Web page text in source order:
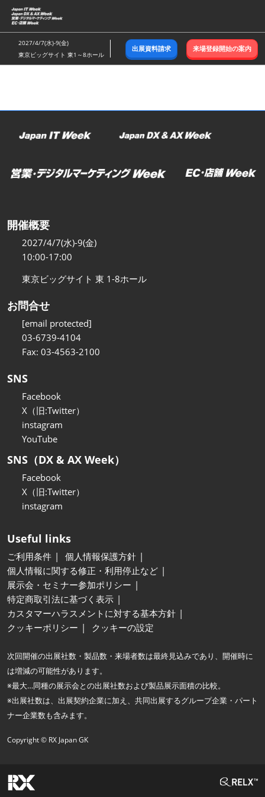
ス
キ
ッ
し
む
2027/4/7(水)-9(金)
東京ビッグサイト 東1～8ホール
出展資料請求 来場登録開始の案内
開催概要
2027/4/7(水)-9(金)
10:00-17:00
東京ビッグサイト 東 1-8ホール
お問合せ
[email protected]
03-6739-4104
Fax: 03-4563-2100
SNS
Facebook
X（旧:Twitter）
instagram
YouTube
SNS（DX & AX Week）
Facebook
X（旧:Twitter）
instagram
Useful links
ご利用条件
個人情報保護方針
個人情報に関する修正・利用停止など
展示会・セミナー参加ポリシー
特定商取引法に基づく表示
カスタマーハラスメントに対する基本方針
クッキーポリシー
クッキーの設定
次回開催の出展社数・製品数・来場者数は最終見込みであり、開催時に
は増減の可能性があります。
※最大…同種の展示会との出展社数および製品展示面積の比較。
※出展社数は、出展契約企業に加え、共同出展するグループ企業・パート
ナー企業数も含みます。
Copyright © RX Japan GK